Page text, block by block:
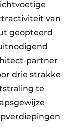
van
geopteerd
partner
drie strakke
te